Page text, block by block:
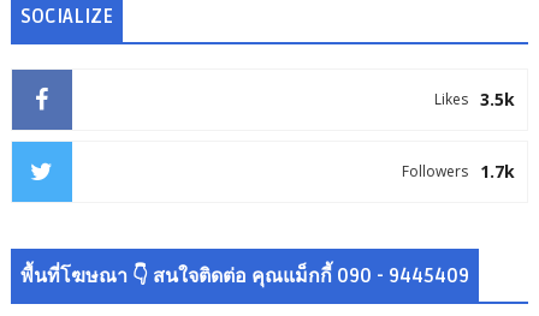
SOCIALIZE
3.5k
Likes
1.7k
Followers
พื้นที่โฆษณา 👇 สนใจติดต่อ คุณแม็กกี้ 090 - 9445409